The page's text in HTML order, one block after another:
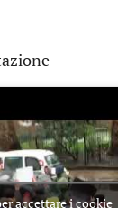
accettare i cookie